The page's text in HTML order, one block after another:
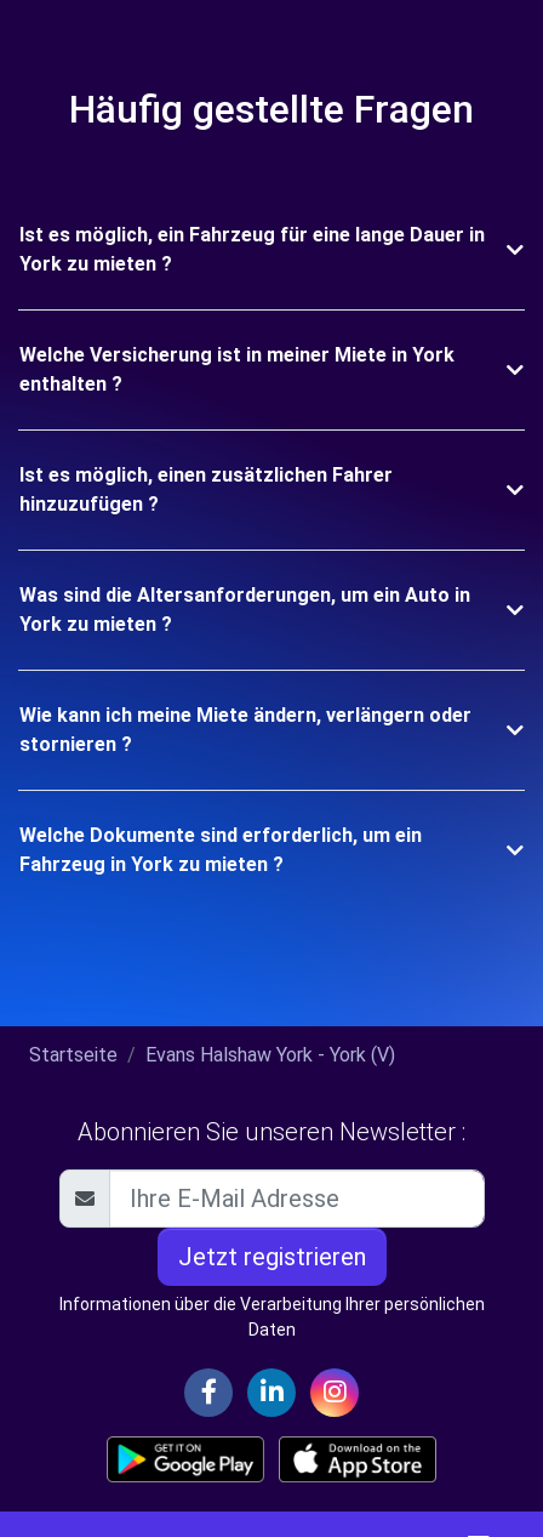
Häufig gestellte Fragen
Ist es möglich, ein Fahrzeug für eine lange Dauer in
York zu mieten ?
Welche Versicherung ist in meiner Miete in York
enthalten ?
Ist es möglich, einen zusätzlichen Fahrer
hinzuzufügen ?
Was sind die Altersanforderungen, um ein Auto in
York zu mieten ?
Wie kann ich meine Miete ändern, verlängern oder
stornieren ?
Welche Dokumente sind erforderlich, um ein
Fahrzeug in York zu mieten ?
Startseite Evans Halshaw York - York (V)
Abonnieren Sie unseren Newsletter :
Jetzt registrieren
Informationen über die Verarbeitung Ihrer persönlichen
Daten